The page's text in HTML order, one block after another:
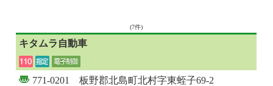
(7件)
キタムラ自動車
771-0201 板野郡北島町北村字東蛭子69-2